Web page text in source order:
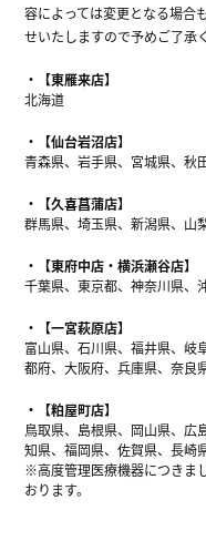
容によっては変更となる場合
せいたしますので予めご了承
【東雁来店】
北海道
【仙台岩沼店】
青森県、岩手県、宮城県、秋
【久喜菖蒲店】
群馬県、埼玉県、新潟県、山
【東府中店・横浜瀬谷店】
千葉県、東京都、神奈川県、
【一宮萩原店】
富山県、石川県、福井県、岐
都府、大阪府、兵庫県、奈良
【粕屋町店】
鳥取県、島根県、岡山県、広
知県、福岡県、佐賀県、長崎
※高度管理医療機器につきま
おります。